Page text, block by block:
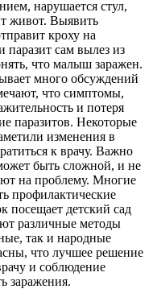
нарушается стул,
живот. Выявить
кроху на
паразит сам вылез из
что малыш заражен.
много обсуждений
что симптомы,
и потеря
паразитов. Некоторые
изменения в
к врачу. Важно
быть сложной, и не
на проблему. Многие
профилактические
посещает детский сад
различные методы
так и народные
что лучшее решение
и соблюдение
заражения.